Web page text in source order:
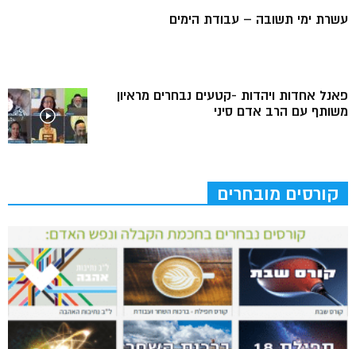
עשרת ימי תשובה – עבודת הימים
פאנל אחדות ויהדות -קטעים נבחרים מראיון
משותף עם הרב אדם סיני
קורסים מובחרים